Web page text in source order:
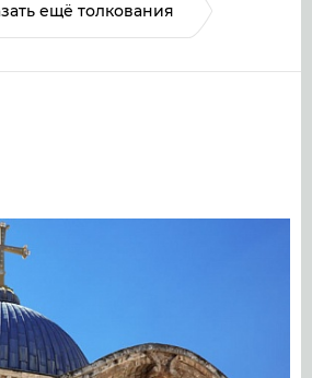
ещё толкования